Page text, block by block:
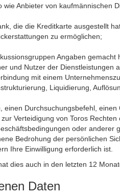
Anbieter von
die die Kreditkarte ausgestellt
zu ermöglichen;
Angaben gemacht
und Nutzer der
mit einem
Liquidierung,
Durch­suchungs­befehl,
Verteidigung von Toros
oder
Bedrohung der persönlichen
Ihre Einwilligung erforderlich ist.
dies auch in den letzten 12
Daten